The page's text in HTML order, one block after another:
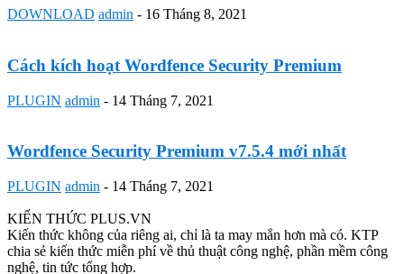
DOWNLOAD admin - 16 Tháng 8, 2021
Cách kích hoạt Wordfence Security Premium
PLUGIN admin - 14 Tháng 7, 2021
Wordfence Security Premium v7.5.4 mới nhất
PLUGIN admin - 14 Tháng 7, 2021
KIẾN THỨC PLUS.VN
Kiến thức không của riêng ai, chỉ là ta may mắn hơn mà có. KTP
chia sẻ kiến thức miễn phí về thủ thuật công nghệ, phần mềm công
nghệ, tin tức tổng hợp.